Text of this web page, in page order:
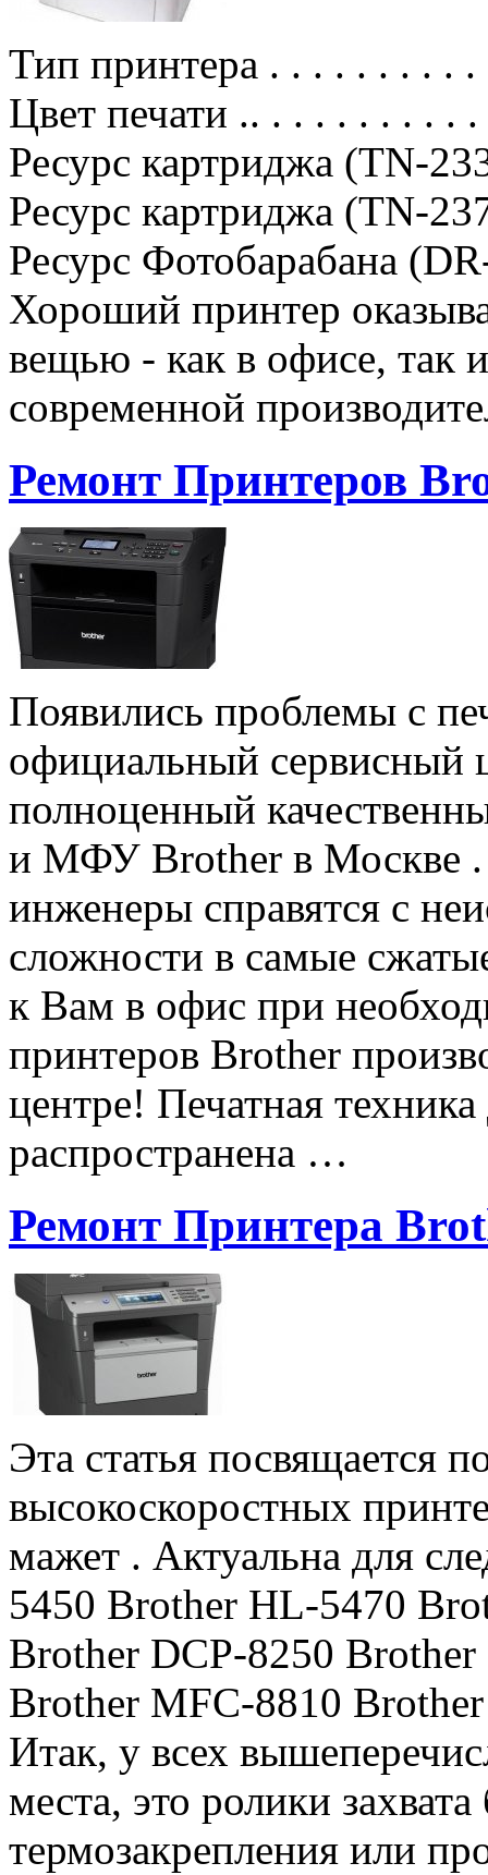
Тип принтера . . . . . . . . .
Цвет печати .. . . . . . . . . .
Ресурс картриджа (TN-
Ресурс картриджа (TN-
Ресурс Фотобарабана
Хороший принтер
вещью - как в офисе, так
современной
Ремонт Принтеров
Появились проблемы с
официальный сервисный
полноценный
и МФУ Brother в Москве .
инженеры справятся с
сложности в самые
к Вам в офис при
принтеров Brother
центре! Печатная
распространена …
Ремонт Принтера
Эта статья посвящается
высокоскоростных
мажет . Актуальна для
5450 Brother HL-5470
Brother DCP-8250
Brother MFC-8810
Итак, у всех
места, это ролики
термозакрепления или